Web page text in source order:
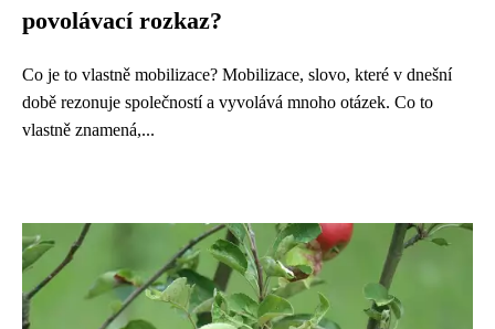
povolávací rozkaz?
Co je to vlastně mobilizace? Mobilizace, slovo, které v dnešní
době rezonuje společností a vyvolává mnoho otázek. Co to
vlastně znamená,...